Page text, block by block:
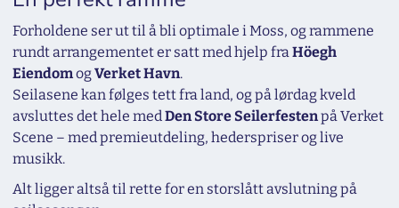
Forholdene ser ut til å bli optimale i Moss, og rammene
rundt arrangementet er satt med hjelp fraHöegh
EiendomogVerket Havn.
Seilasene kan følges tett fra land, og på lørdag kveld
avsluttes det hele medDen Store Seilerfestenpå Verket
Scene – med premieutdeling, hederspriser og live
musikk.
Alt ligger altså til rette for en storslått avslutning på